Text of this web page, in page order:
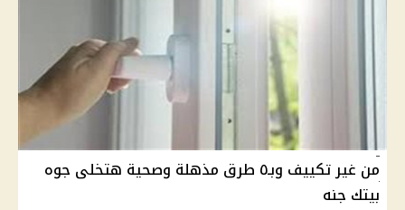
من غير تكييف وبـ٥ طرق مذهلة وصحية هتخلى جوه
بيتك جنه